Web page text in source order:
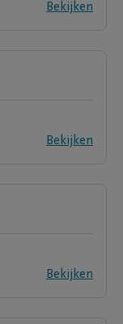
Bekijken
Bekijken
Bekijken